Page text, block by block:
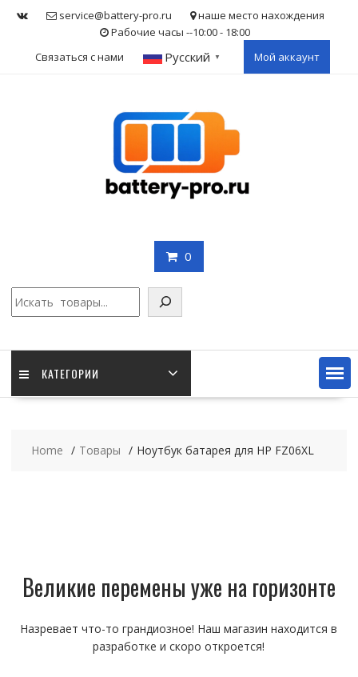
service@battery-pro.ru
наше место нахождения
Рабочие часы --10:00 - 18:00
Связаться с нами
Русский ▼ Мой аккаунт
0
КАТЕГОРИИ
Home Товары Ноутбук батарея для HP FZ06XL
Великие перемены уже на горизонте
Назревает что-то грандиозное! Наш магазин находится в
разработке и скоро откроется!